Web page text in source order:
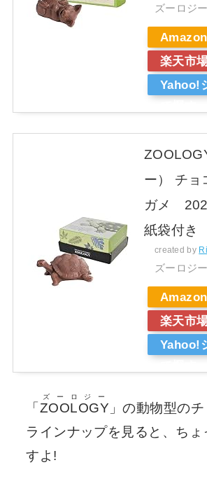
ズーロジー
楽天市
Yahoo!
ー） チョ
ガメ
紙袋付き
created by
ズーロジー
楽天市
Yahoo!
「ZOOLOGY
ズーロジー
」の動物型の
ラインナップを見ると、ち
すよ!